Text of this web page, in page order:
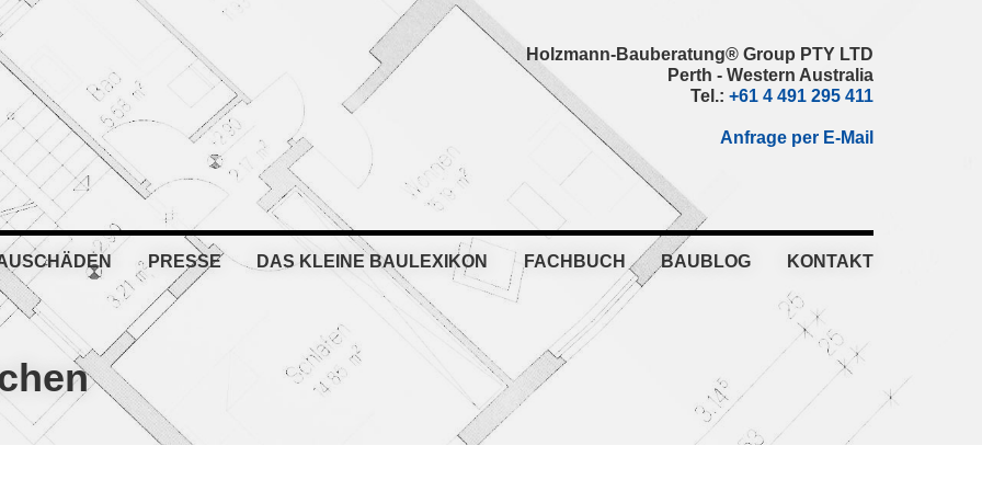
Holzmann-Bauberatung® Group PTY LTD
Perth - Western Australia
Tel.: +61 4 491 295 411
Anfrage per E-Mail
PRESSE DAS KLEINE BAULEXIKON FACHBUCH BAUBLOG KONTAKT